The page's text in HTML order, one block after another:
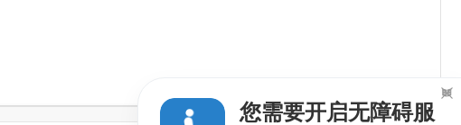
您需要开启无障碍服
